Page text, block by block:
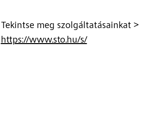
Tekintse meg szolgáltatásainkat >
https://www.sto.hu/s/